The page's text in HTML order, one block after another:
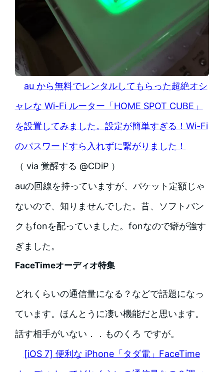
au から無料でレンタルしてもらった超絶オシ
ャレな Wi-Fi ルーター「HOME SPOT CUBE」
を設置してみました。設定が簡単すぎる！Wi-Fi
のパスワードすら入れずに繋がりました！
（ via 覚醒する @CDiP ）
auの回線を持っていますが、パケット定額じゃ
ないので、知りませんでした。昔、ソフトバン
クもfonを配っていました。fonなので癖が強す
ぎました。
FaceTimeオーディオ特集
どれくらいの通信量になる？などで話題になっ
ています。ほんとうに凄い機能だと思います。
話す相手がいない．．ものくろ ですが。
[iOS 7] 便利な iPhone「タダ電」FaceTime